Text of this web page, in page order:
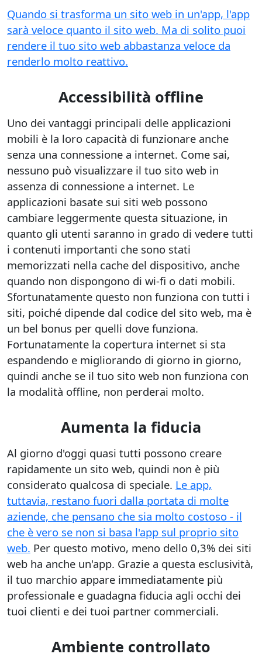
Quando si trasforma un sito web in un'app, l'app
sarà veloce quanto il sito web. Ma di solito puoi
rendere il tuo sito web abbastanza veloce da
renderlo molto reattivo.
Accessibilità offline
Uno dei vantaggi principali delle applicazioni
mobili è la loro capacità di funzionare anche
senza una connessione a internet. Come sai,
nessuno può visualizzare il tuo sito web in
assenza di connessione a internet. Le
applicazioni basate sui siti web possono
cambiare leggermente questa situazione, in
quanto gli utenti saranno in grado di vedere tutti
i contenuti importanti che sono stati
memorizzati nella cache del dispositivo, anche
quando non dispongono di wi-fi o dati mobili.
Sfortunatamente questo non funziona con tutti i
siti, poiché dipende dal codice del sito web, ma è
un bel bonus per quelli dove funziona.
Fortunatamente la copertura internet si sta
espandendo e migliorando di giorno in giorno,
quindi anche se il tuo sito web non funziona con
la modalità offline, non perderai molto.
Aumenta la fiducia
Al giorno d'oggi quasi tutti possono creare
rapidamente un sito web, quindi non è più
considerato qualcosa di speciale. Le app,
tuttavia, restano fuori dalla portata di molte
aziende, che pensano che sia molto costoso - il
che è vero se non si basa l'app sul proprio sito
web. Per questo motivo, meno dello 0,3% dei siti
web ha anche un'app. Grazie a questa esclusività,
il tuo marchio appare immediatamente più
professionale e guadagna fiducia agli occhi dei
tuoi clienti e dei tuoi partner commerciali.
Ambiente controllato